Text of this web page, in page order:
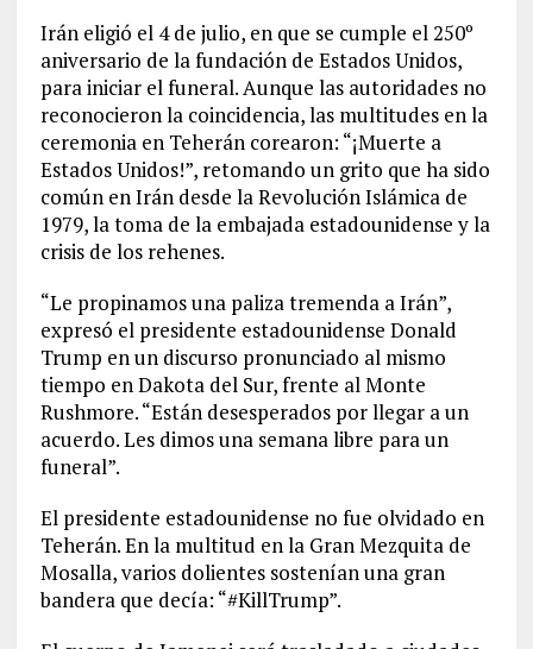
Irán eligió el 4 de julio, en que se cumple el 250º
aniversario de la fundación de Estados Unidos,
para iniciar el funeral. Aunque las autoridades no
reconocieron la coincidencia, las multitudes en la
ceremonia en Teherán corearon: “¡Muerte a
Estados Unidos!”, retomando un grito que ha sido
común en Irán desde la Revolución Islámica de
1979, la toma de la embajada estadounidense y la
crisis de los rehenes.
“Le propinamos una paliza tremenda a Irán”,
expresó el presidente estadounidense Donald
Trump en un discurso pronunciado al mismo
tiempo en Dakota del Sur, frente al Monte
Rushmore. “Están desesperados por llegar a un
acuerdo. Les dimos una semana libre para un
funeral”.
El presidente estadounidense no fue olvidado en
Teherán. En la multitud en la Gran Mezquita de
Mosalla, varios dolientes sostenían una gran
bandera que decía: “#KillTrump”.